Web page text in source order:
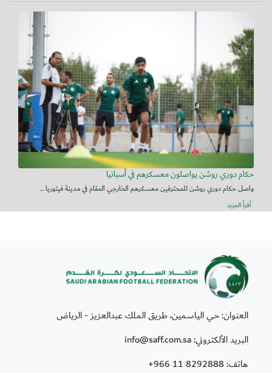
حكام دوري روشن يواصلون معسكرهم في أسبانيا
واصل حكام دوري روشن للمحترفين معسكرهم الخارجي المقام في مدينة فيتوريا ...
أقرأ المزيد
العنوان: حي الياسمين، طريق الملك عبدالعزيز - الرياض
البريد الألكتروني: info@saff.com.sa
هاتف:+966 11 8292888